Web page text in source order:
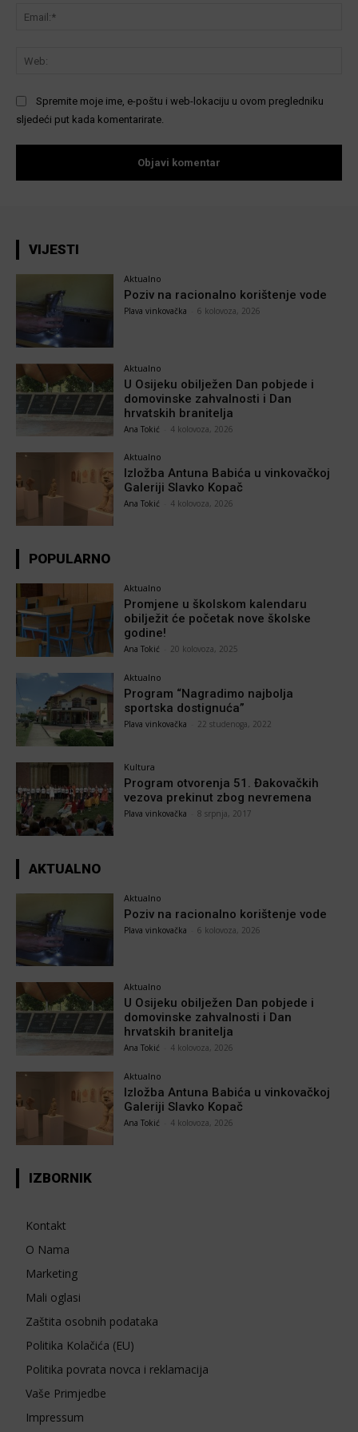
Spremite moje ime, e-poštu i web-lokaciju u ovom pregledniku
sljedeći put kada komentarirate.
VIJESTI
Aktualno
Poziv na racionalno korištenje vode
Plava vinkovačka 6 kolovoza, 2026
Aktualno
U Osijeku obilježen Dan pobjede i
domovinske zahvalnosti i Dan
hrvatskih branitelja
Ana Tokić 4 kolovoza, 2026
Aktualno
Izložba Antuna Babića u vinkovačkoj
Galeriji Slavko Kopač
Ana Tokić 4 kolovoza, 2026
POPULARNO
Aktualno
Promjene u školskom kalendaru
obilježit će početak nove školske
godine!
Ana Tokić 20 kolovoza, 2025
Aktualno
Program “Nagradimo najbolja
sportska dostignuća”
Plava vinkovačka 22 studenoga, 2022
Kultura
Program otvorenja 51. Đakovačkih
vezova prekinut zbog nevremena
Plava vinkovačka 8 srpnja, 2017
AKTUALNO
Aktualno
Poziv na racionalno korištenje vode
Plava vinkovačka 6 kolovoza, 2026
Aktualno
U Osijeku obilježen Dan pobjede i
domovinske zahvalnosti i Dan
hrvatskih branitelja
Ana Tokić 4 kolovoza, 2026
Aktualno
Izložba Antuna Babića u vinkovačkoj
Galeriji Slavko Kopač
Ana Tokić 4 kolovoza, 2026
IZBORNIK
Kontakt
O Nama
Marketing
Mali oglasi
Zaštita osobnih podataka
Politika Kolačića (EU)
Politika povrata novca i reklamacija
Vaše Primjedbe
Impressum